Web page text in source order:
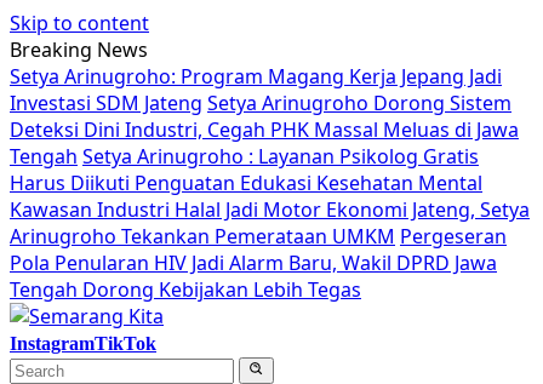
Skip to content
Breaking News
Setya Arinugroho: Program Magang Kerja Jepang Jadi
Investasi SDM Jateng Setya Arinugroho Dorong Sistem
Deteksi Dini Industri, Cegah PHK Massal Meluas di Jawa
Tengah Setya Arinugroho : Layanan Psikolog Gratis
Harus Diikuti Penguatan Edukasi Kesehatan Mental
Kawasan Industri Halal Jadi Motor Ekonomi Jateng, Setya
Arinugroho Tekankan Pemerataan UMKM Pergeseran
Pola Penularan HIV Jadi Alarm Baru, Wakil DPRD Jawa
Tengah Dorong Kebijakan Lebih Tegas
InstagramTikTok